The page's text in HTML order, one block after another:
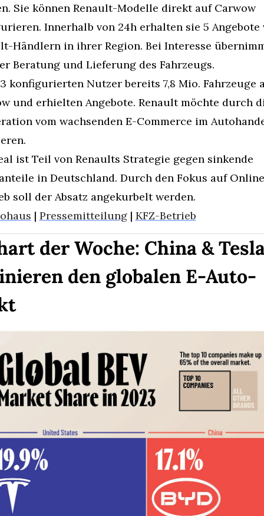
Sie können Renault-Modelle direkt auf Carwow
Innerhalb von 24h erhalten sie 5 Angebote
Händlern in ihrer Region. Bei Interesse
Beratung und Lieferung des Fahrzeugs.
konfigurierten Nutzer bereits 7,8 Mio. Fahrzeuge
und erhielten Angebote. Renault möchte durch
vom wachsenden E-Commerce im
ist Teil von Renaults Strategie gegen sinkende
in Deutschland. Durch den Fokus auf
soll der Absatz angekurbelt werden.
| Pressemitteilung | KFZ-Betrieb
der Woche: China &
den globalen E-Auto-